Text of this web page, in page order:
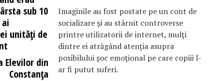
sub 10
unităţi de
Elevilor din
Constanţa
Imaginile au fost postate pe un cont de
socializare şi au stârnit controverse
printre utilizatorii de internet, mulţi
dintre ei atrăgând atenţia asupra
posibilului şoc emoţional pe care copiii l-
ar fi putut suferi.